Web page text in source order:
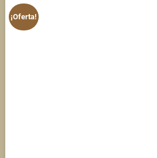
¡Oferta!